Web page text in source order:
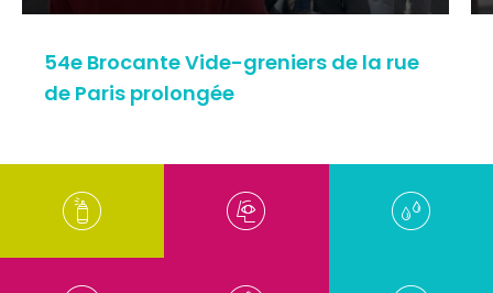
54e Brocante Vide-greniers de la rue
de Paris prolongée